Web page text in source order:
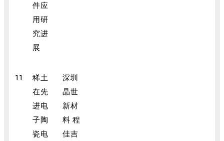
件应
用研
究进
展
11
稀土
在先
进电
子陶
瓷电
深圳
晶世
新材
料 程
佳吉